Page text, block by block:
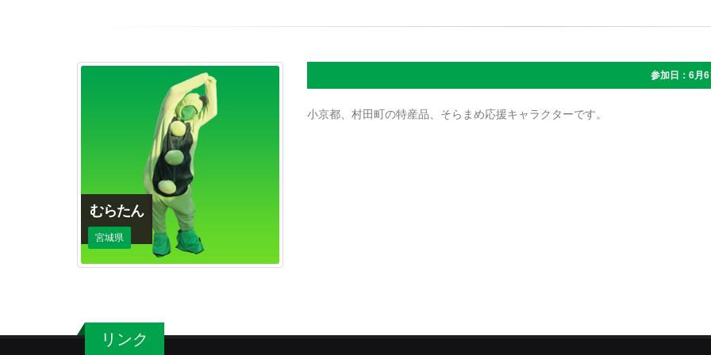
むらたん
宮城県
参加日：6月
小京都、村田町の特産品、そらまめ応援キャラクターです。
リンク